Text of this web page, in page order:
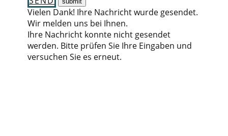
Vielen Dank! Ihre Nachricht wurde gesendet.
Wir melden uns bei Ihnen.
Ihre Nachricht konnte nicht gesendet
werden. Bitte prüfen Sie Ihre Eingaben und
versuchen Sie es erneut.